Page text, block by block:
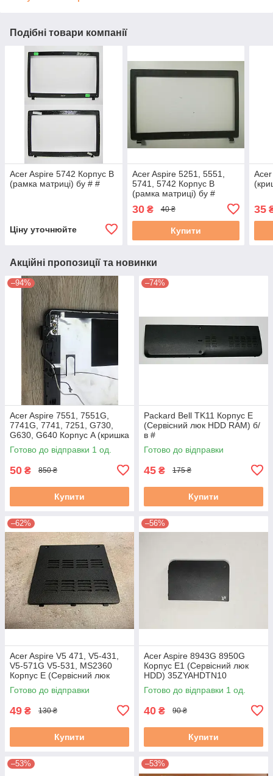
Подібні товари компанії
Acer Aspire 5742 Корпус B
(рамка матриці) бу # #
Ціну уточнюйте
Acer Aspire 5251, 5551,
5741, 5742 Корпус B
(рамка матриці) бу #
30₴ 40 ₴
Купити
35
Акційні пропозиції та новинки
–94%
Acer Aspire 7551, 7551G,
7741G, 7741, 7251, G730,
G630, G640 Корпус A (кришка
матриці) бу #
Готово до відправки 1 од.
50 ₴ 850 ₴
Купити
–74%
Packard Bell TK11 Корпус E
(Сервісний люк HDD RAM) б/
в #
Готово до відправки
45 ₴ 175 ₴
Купити
–62%
Acer Aspire V5 471, V5-431,
V5-571G V5-531, MS2360
Корпус E (Сервісний люк
ОЗУ) 60.4vm58.001 #
Готово до відправки
49 ₴ 130 ₴
Купити
–56%
Acer Aspire 8943G 8950G
Корпус E1 (Сервісний люк
HDD) 35ZYAHDTN10
ZYE35ZYAHDTN10
Готово до відправки 1 од.
40 ₴ 90 ₴
Купити
–53% –53%